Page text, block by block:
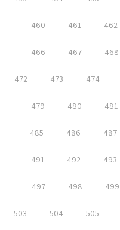
460 461 462
466 467 468
472 473 474
479 480 481
485 486 487
491 492 493
497 498 499
503 504 505